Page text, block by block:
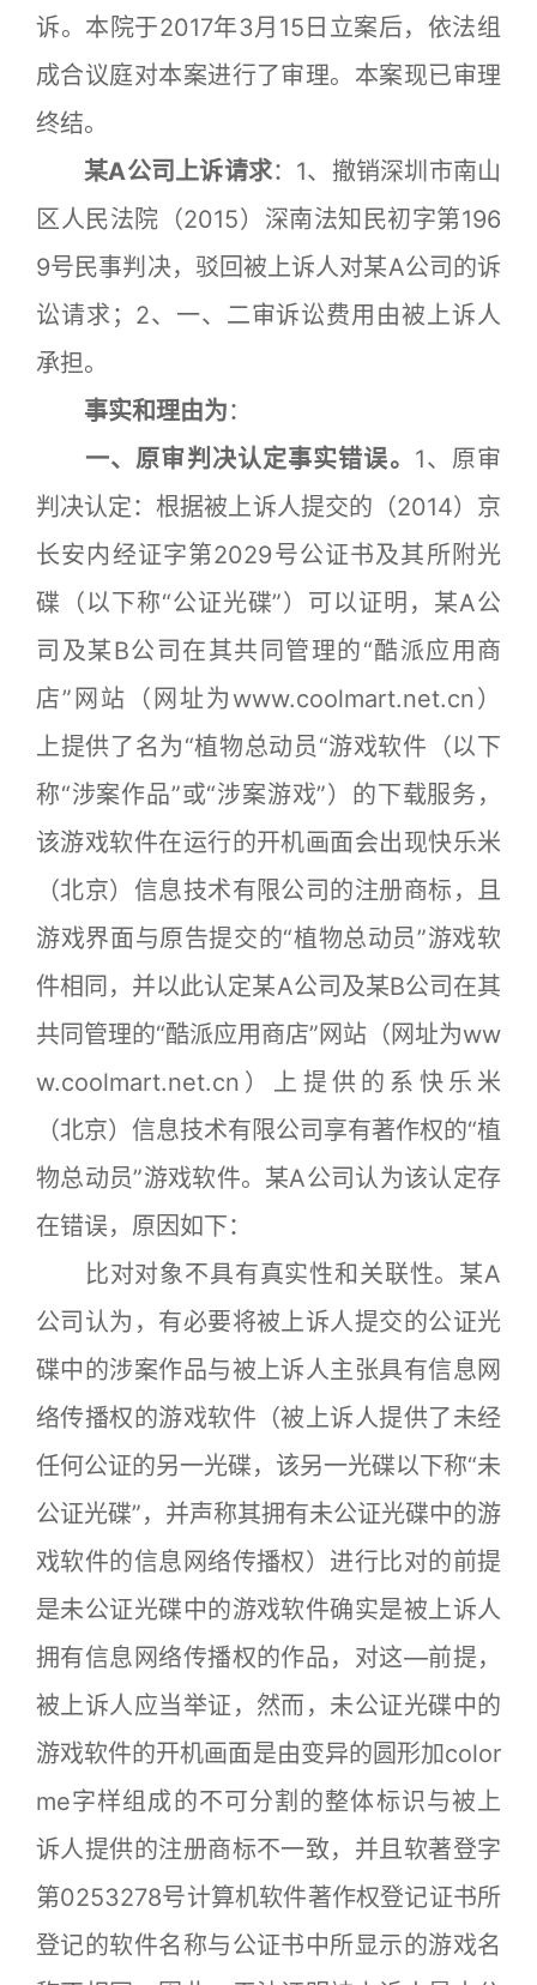
诉。本院于2017年3月15日立案后，依法组
成合议庭对本案进行了审理。本案现已审理
终结。
某A公司上诉请求：1、撤销深圳市南山
区人民法院（2015）深南法知民初字第196
9号民事判决，驳回被上诉人对某A公司的诉
讼请求；2、一、二审诉讼费用由被上诉人
承担。
事实和理由为：
一、原审判决认定事实错误。 1、原审
判决认定：根据被上诉人提交的（2014）京
长安内经证字第2029号公证书及其所附光
碟（以下称“公证光碟”）可以证明，某A公
司及某B公司在其共同管理的“酷派应用商
店”网站（网址为www.coolmart.net.cn）
上提供了名为“植物总动员“游戏软件（以下
称“涉案作品”或“涉案游戏”）的下载服务，
该游戏软件在运行的开机画面会出现快乐米
（北京）信息技术有限公司的注册商标，且
游戏界面与原告提交的“植物总动员”游戏软
件相同，并以此认定某A公司及某B公司在其
共同管理的“酷派应用商店”网站（网址为ww
w.coolmart.net.cn）上提供的系快乐米
（北京）信息技术有限公司享有著作权的“植
物总动员”游戏软件。某A公司认为该认定存
在错误，原因如下：
比对对象不具有真实性和关联性。某A
公司认为，有必要将被上诉人提交的公证光
碟中的涉案作品与被上诉人主张具有信息网
络传播权的游戏软件（被上诉人提供了未经
任何公证的另一光碟，该另一光碟以下称“未
公证光碟”，并声称其拥有未公证光碟中的游
戏软件的信息网络传播权）进行比对的前提
是未公证光碟中的游戏软件确实是被上诉人
拥有信息网络传播权的作品，对这—前提，
被上诉人应当举证，然而，未公证光碟中的
游戏软件的开机画面是由变异的圆形加color
me字样组成的不可分割的整体标识与被上
诉人提供的注册商标不一致，并且软著登字
第0253278号计算机软件著作权登记证书所
登记的软件名称与公证书中所显示的游戏名